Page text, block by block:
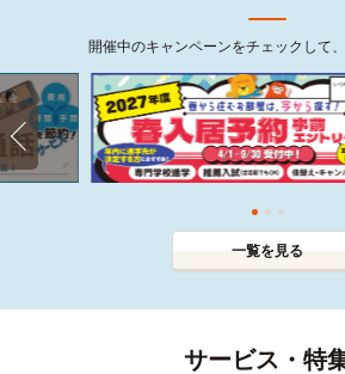
開催中のキャンペーンをチェックして
一覧を見る
サービス・特